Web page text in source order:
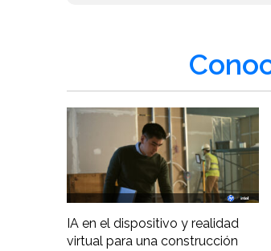
IA en el dispositivo y realidad
virtual para una construcción